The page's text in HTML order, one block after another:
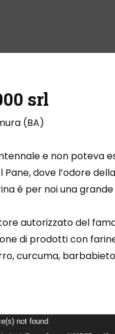
srl
(BA)
e non poteva
dove l’odore
è per noi una
autorizzato del
di prodotti con
curcuma,
not found